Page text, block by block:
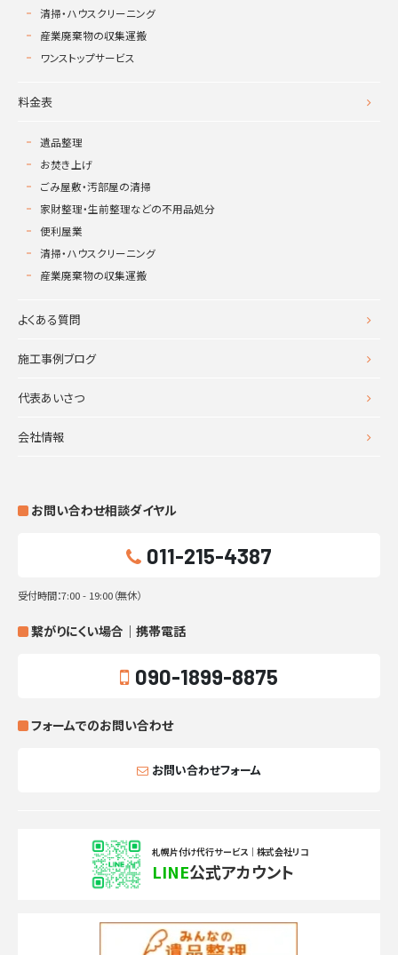
清掃・ハウスクリーニング
産業廃棄物の収集運搬
ワンストップサービス
料金表
遺品整理
お焚き上げ
ごみ屋敷・汚部屋の清掃
家財整理・生前整理などの不用品処分
便利屋業
清掃・ハウスクリーニング
産業廃棄物の収集運搬
よくある質問
施工事例ブログ
代表あいさつ
会社情報
お問い合わせ相談ダイヤル
011-215-4387
受付時間：7:00 - 19:00（無休）
繋がりにくい場合｜携帯電話
090-1899-8875
フォームでのお問い合わせ
お問い合わせフォーム
札幌片付け代行サービス｜株式会社リコ
LINE公式アカウント